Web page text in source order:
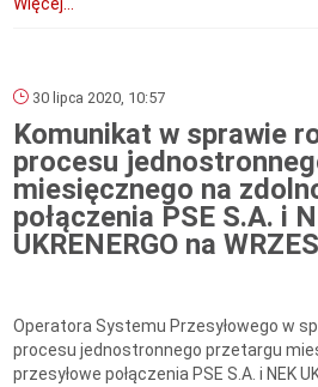
30 lipca 2020, 10:57
Komunikat w sprawie
procesu
miesięcznego na
połączenia PSE S.A. i
UKRENERGO na
Operatora Systemu Przesyłowego w
procesu jednostronnego przetargu
przesyłowe połączenia PSE S.A. i NEK